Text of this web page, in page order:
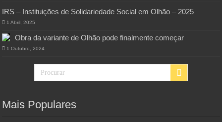
IRS – Instituições de Solidariedade Social em Olhão – 2025
1 Abril, 2025
Obra da variante de Olhão pode finalmente começar
1 Outubro, 2024
Mais Populares